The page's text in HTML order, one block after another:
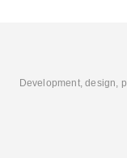
Development, design,